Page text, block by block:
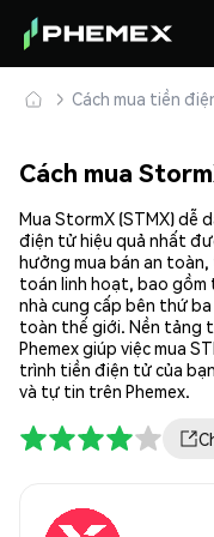
Cách mua tiền
Cách mua
Mua StormX (STMX) dễ
điện tử hiệu quả nhất
hưởng mua bán an
toán linh hoạt, bao gồm
nhà cung cấp bên thứ
toàn thế giới. Nền tảng
Phemex giúp việc mua
trình tiền điện tử của
và tự tin trên Phemex.